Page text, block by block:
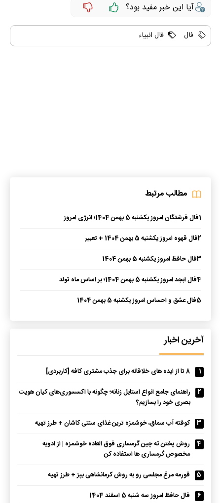
آیا این خبر مفید بود؟
فال فال انبیاء
مطالب مرتبط
1فال فرشتگان امروز یکشنبه 5 بهمن 1404؛ انرژی امروز
2فال قهوه امروز یکشنبه 5 بهمن 1404 + تعبیر
3فال حافظ امروز یکشنبه 5 بهمن 1404
4فال ابجد امروز یکشنبه 5 بهمن 1404؛ بر اساس ماه تولد
5فال عشق و احساس امروز یکشنبه 5 بهمن 1404
آخرین اخبار
1
8 تا از ایده های خلاقانه برای جذب مشتری کافه [کاربردی]
2
راهنمای جامع انواع استایل زنانه؛ چگونه با اکسسوری‌های کیان هویت
بصری خود را بسازیم؟
3
کوفته آب سماق، خوشمزه ترین غذای سنتی کاشان + طرز تهیه
4
روش پختن ته چین گرمساری فوق العاده خوشمزه | از ادویه
مخصوص گرمساری ها استفاده کن
5
قورمه مرغ مجلسی رو به روش کرمانشاهی بپز + طرز تهیه
6
فال حافظ امروز سه شنبه 5 اسفند 1404